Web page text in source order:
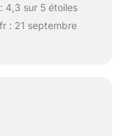
4,3 sur 5 étoiles
: 21 septembre